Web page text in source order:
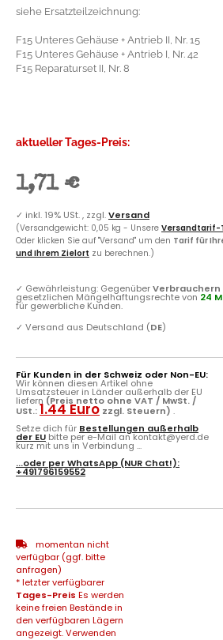
siehe Ersatzteilzeichnung:
F15 Unteres Gehäuse + Antrieb II, Nr. 15
F15 Unteres Gehäuse + Antrieb I, Nr. 42
F15 Reparaturset II, Nr. 8
aktueller Tages-Preis:
1,71 €
✓ inkl. 19% USt. , zzgl.Versand
(Versandgewicht: 0,05 kg - Unsere Versandtarif-
Oder klicken Sie auf "Versand" um den Tarif für
und Ihrem Zielort zu berechnen.)
✓ Gewährleistung: GegenüberVerbrauchern
gesetzlichen Mängelhaftungsrechte von 24
für gewerbliche Kunden.
✓ Versand aus Deutschland (DE)
Für Kunden in der Schweiz oder Non-EU:
Wir können diesen Artikel ohne
Umsatzsteuer in Länder außerhalb der EU
liefern (Preis netto ohne VAT / MwSt. /
USt.:1.44 Euro zzgl. Steuern) .
Setze dich für Bestellungen außerhalb
der EU bitte per e-Mail an kontakt@yerd.de
kurz mit uns in Verbindung ...
...oder perWhatsApp (NUR Chat!):
+491796159552
momentan nicht
verfügbar (ggf. bitte
anfragen)
* letzter verfügbarer
Tages-Preis Es werden
keine freien Bestände in
den verfügbaren Lägern
angezeigt. Verwenden